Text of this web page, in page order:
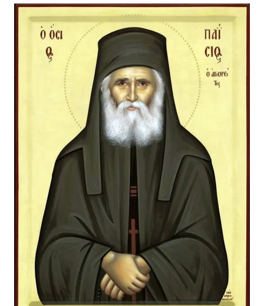
Цікавинки Погода
Екологія Регіони
Відео з Youtube Статті
Думки
Вакансії
Контакти
Послуги